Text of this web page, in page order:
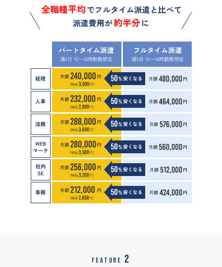
全職種平均でフルタイム派遣と比べて
派遣費用が約半分に
FEATURE 2